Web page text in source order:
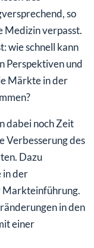
so
Medizin verpasst.
wie schnell kann
Perspektiven und
Märkte in der
dabei noch Zeit
Verbesserung des
Dazu
in der
Markteinführung.
in den
einer